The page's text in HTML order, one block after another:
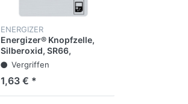
ENERGIZER
Energizer® Knopfzelle,
Silberoxid, SR66,
377/376, 1,55 V, 24 mAh
Vergriffen
1,63 € *